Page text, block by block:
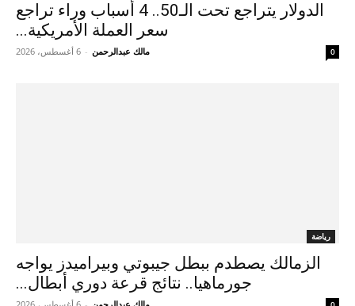
الدولار يتراجع تحت الـ50.. 4 أسباب وراء تراجع
سعر العملة الأمريكية...
مالك عبدالرحمن - 6 أغسطس، 2026 0
رياضة
الزمالك يصطدم ببطل جيبوتي وبيراميدز يواجه
جورماهيا.. نتائج قرعة دوري أبطال...